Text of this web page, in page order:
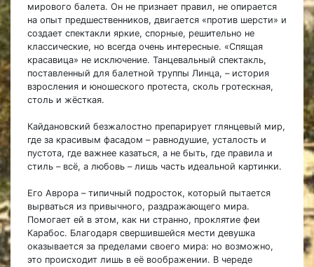
мирового балета. Он не признает правил, не опирается
на опыт предшественников, двигается «против шерсти» и
создает спектакли яркие, спорные, решительно не
классические, но всегда очень интересные. «Спящая
красавица» не исключение. Танцевальный спектакль,
поставленный для балетной труппы Линца, – история
взросления и юношеского протеста, сколь гротескная,
столь и жёсткая.
Кайдановский безжалостно препарирует глянцевый мир,
где за красивым фасадом – равнодушие, усталость и
пустота, где важнее казаться, а не быть, где правила и
стиль – всё, а любовь – лишь часть идеальной картинки.
Его Аврора – типичный подросток, который пытается
вырваться из привычного, раздражающего мира.
Помогает ей в этом, как ни странно, проклятие феи
Карабос. Благодаря свершившейся мести девушка
оказывается за пределами своего мира: но возможно,
это происходит лишь в её воображении. В череде